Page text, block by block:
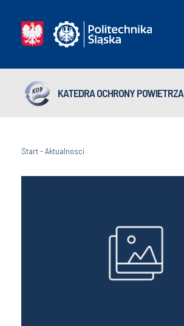
KATEDRA OCHRONY POWIETRZA
Start-Aktualnosci